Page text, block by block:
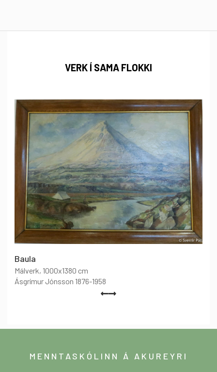
VERK Í SAMA FLOKKI
Baula
Málverk, 1000x1380 cm
Ásgrímur Jónsson 1876-1958
MENNTASKÓLINN Á AKUREYRI